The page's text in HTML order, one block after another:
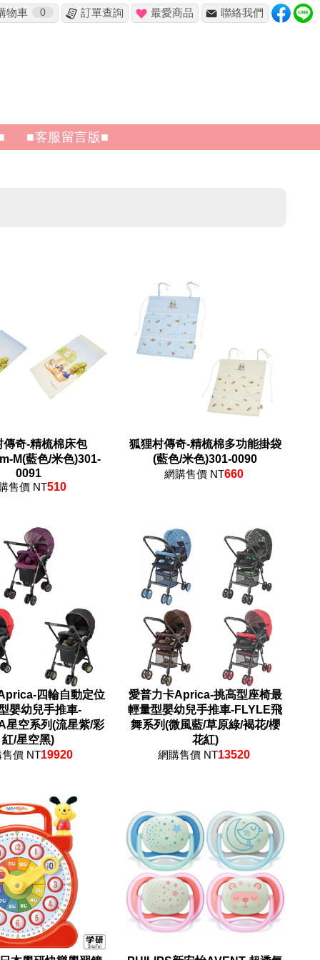
物車 0 訂單查詢 最愛商品 聯絡我們
■客服留言版■
傳奇-精梳棉床包
M(藍色/米色)301-
0091
售價 NT510
狐狸村傳奇-精梳棉多功能掛袋
(藍色/米色)301-0090
網購售價 NT660
四輪自動定位
嬰幼兒手推車-
星空系列(流星紫/彩
紅/星空黑)
價 NT19920
愛普力卡Aprica-挑高型座椅最
輕量型嬰幼兒手推車-FLYLE飛
舞系列(微風藍/草原綠/褐花/櫻
花紅)
網購售價 NT13520